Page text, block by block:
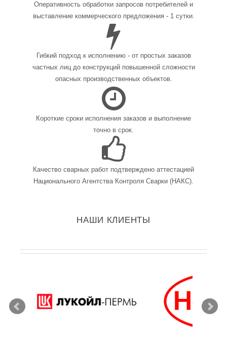
Оперативность обработки запросов потребителей и
выставление коммерческого предложения - 1 сутки.
Гибкий подход к исполнению - от простых заказов
частных лиц до конструкций повышенной сложности
опасных производственных объектов.
Короткие сроки исполнения заказов и выполнение
точно в срок.
Качество сварных работ подтверждено аттестацией
Национального Агентства Контроля Сварки (НАКС).
НАШИ КЛИЕНТЫ